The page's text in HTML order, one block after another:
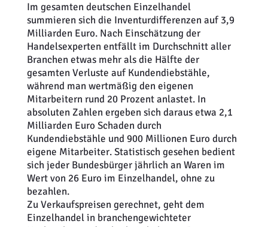
Im gesamten deutschen Einzelhandel
summieren sich die Inventurdifferenzen auf 3,9
Milliarden Euro. Nach Einschätzung der
Handelsexperten entfällt im Durchschnitt aller
Branchen etwas mehr als die Hälfte der
gesamten Verluste auf Kundendiebstähle,
während man wertmäßig den eigenen
Mitarbeitern rund 20 Prozent anlastet. In
absoluten Zahlen ergeben sich daraus etwa 2,1
Milliarden Euro Schaden durch
Kundendiebstähle und 900 Millionen Euro durch
eigene Mitarbeiter. Statistisch gesehen bedient
sich jeder Bundesbürger jährlich an Waren im
Wert von 26 Euro im Einzelhandel, ohne zu
bezahlen.
Zu Verkaufspreisen gerechnet, geht dem
Einzelhandel in branchengewichteter